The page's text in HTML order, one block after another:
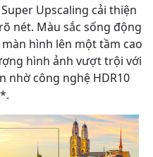
Upscaling cải thiện
nét. Màu sắc sống động
hình lên một tầm cao
hình ảnh vượt trội với
nhờ công nghệ HDR10